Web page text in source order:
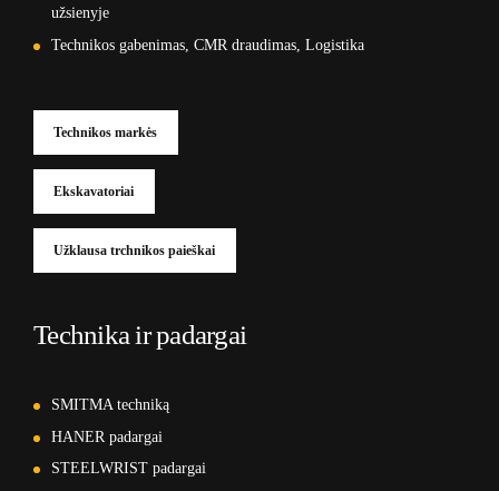
užsienyje
Technikos gabenimas, CMR draudimas, Logistika
Technikos markės
Ekskavatoriai
Užklausa trchnikos paieškai
Technika ir padargai
SMITMA techniką
HANER padargai
STEELWRIST padargai